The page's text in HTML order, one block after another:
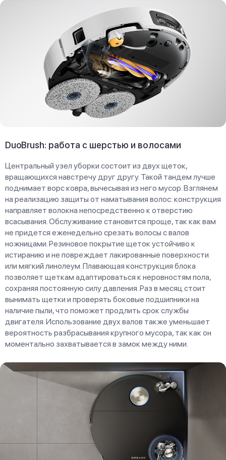
DuoBrush: работа с шерстью и волосами
Центральный узел уборки состоит из двух щеток,
вращающихся навстречу друг другу. Такой тандем лучше
поднимает ворс ковра, вычесывая из него мусор. Взглянем
на реализацию защиты от наматывания волос: конструкция
направляет волокна непосредственно к отверстию
всасывания. Обслуживание становится проще, так как вам
не придется еженедельно срезать волосы с валов
ножницами. Резиновое покрытие щеток устойчиво к
истиранию и не повреждает лакированные поверхности
или мягкий линолеум. Плавающая конструкция блока
позволяет щеткам адаптироваться к неровностям пола,
сохраняя постоянную силу давления. Раз в месяц стоит
вынимать щетки и проверять боковые подшипники на
наличие пыли, что поможет продлить срок службы
двигателя. Использование двух валов также уменьшает
вероятность разбрасывания крупного мусора, так как он
моментально захватывается в замок между ними.